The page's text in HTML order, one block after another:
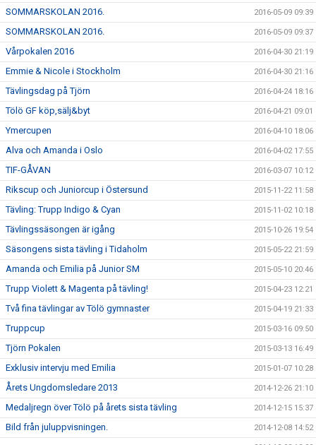
SOMMARSKOLAN 2016. 2016-05-09 09:39
SOMMARSKOLAN 2016. 2016-05-09 09:37
Vårpokalen 2016 2016-04-30 21:19
Emmie & Nicole i Stockholm 2016-04-30 21:16
Tävlingsdag på Tjörn 2016-04-24 18:16
Tölö GF köp,sälj&byt 2016-04-21 09:01
Ymercupen 2016-04-10 18:06
Alva och Amanda i Oslo 2016-04-02 17:55
TIF-GÅVAN 2016-03-07 10:12
Rikscup och Juniorcup i Östersund 2015-11-22 11:58
Tävling: Trupp Indigo & Cyan 2015-11-02 10:18
Tävlingssäsongen är igång 2015-10-26 19:54
Säsongens sista tävling i Tidaholm 2015-05-22 21:59
Amanda och Emilia på Junior SM 2015-05-10 20:46
Trupp Violett & Magenta på tävling! 2015-04-23 12:21
Två fina tävlingar av Tölö gymnaster 2015-04-19 21:33
Truppcup 2015-03-16 09:50
Tjörn Pokalen 2015-03-13 16:49
Exklusiv intervju med Emilia 2015-01-07 10:28
Årets Ungdomsledare 2013 2014-12-26 21:10
Medaljregn över Tölö på årets sista tävling 2014-12-15 15:37
Bild från juluppvisningen. 2014-12-08 14:52